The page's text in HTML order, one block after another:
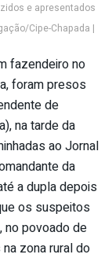
e apresentados
Cipe-Chapada |
fazendeiro no
foram presos
de
na tarde da
ao Jornal
da
a dupla depois
os suspeitos
no povoado de
zona rural do